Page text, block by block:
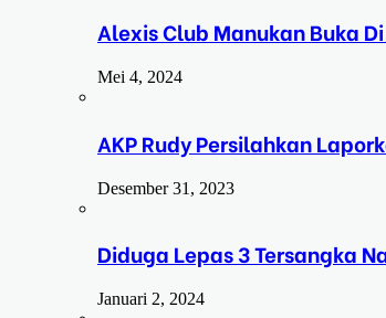
Alexis Club Manukan Buka
Mei 4, 2024
AKP Rudy Persilahkan
Desember 31, 2023
Diduga Lepas 3 Tersangka
Januari 2, 2024